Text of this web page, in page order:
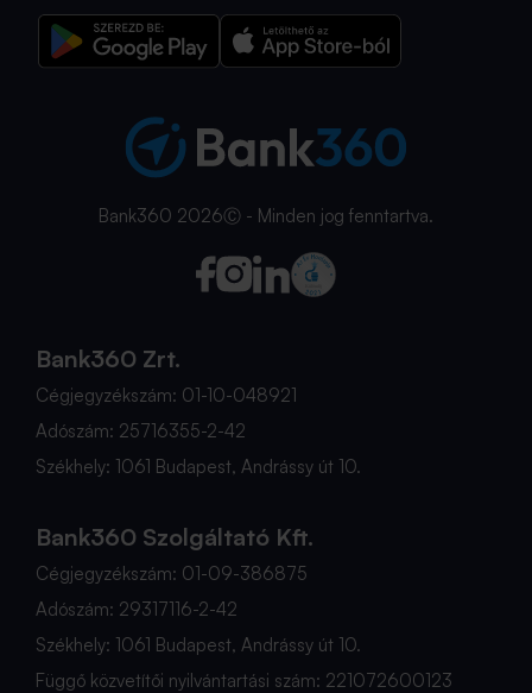
Bank360 2026Ⓒ - Minden jog fenntartva.
Bank360 Zrt.
Cégjegyzékszám: 01-10-048921
Adószám: 25716355-2-42
Székhely: 1061 Budapest, Andrássy út 10.
Bank360 Szolgáltató Kft.
Cégjegyzékszám: 01-09-386875
Adószám: 29317116-2-42
Székhely: 1061 Budapest, Andrássy út 10.
Függő közvetítői nyilvántartási szám: 221072600123